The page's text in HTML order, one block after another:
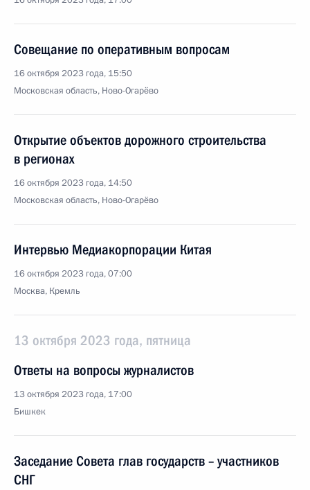
Совещание по оперативным вопросам
16 октября 2023 года, 15:50
Московская область, Ново-Огарёво
Открытие объектов дорожного строительства
в регионах
16 октября 2023 года, 14:50
Московская область, Ново-Огарёво
Интервью Медиакорпорации Китая
16 октября 2023 года, 07:00
Москва, Кремль
13 октября 2023 года, пятница
Ответы на вопросы журналистов
13 октября 2023 года, 17:00
Бишкек
Заседание Совета глав государств – участников
СНГ